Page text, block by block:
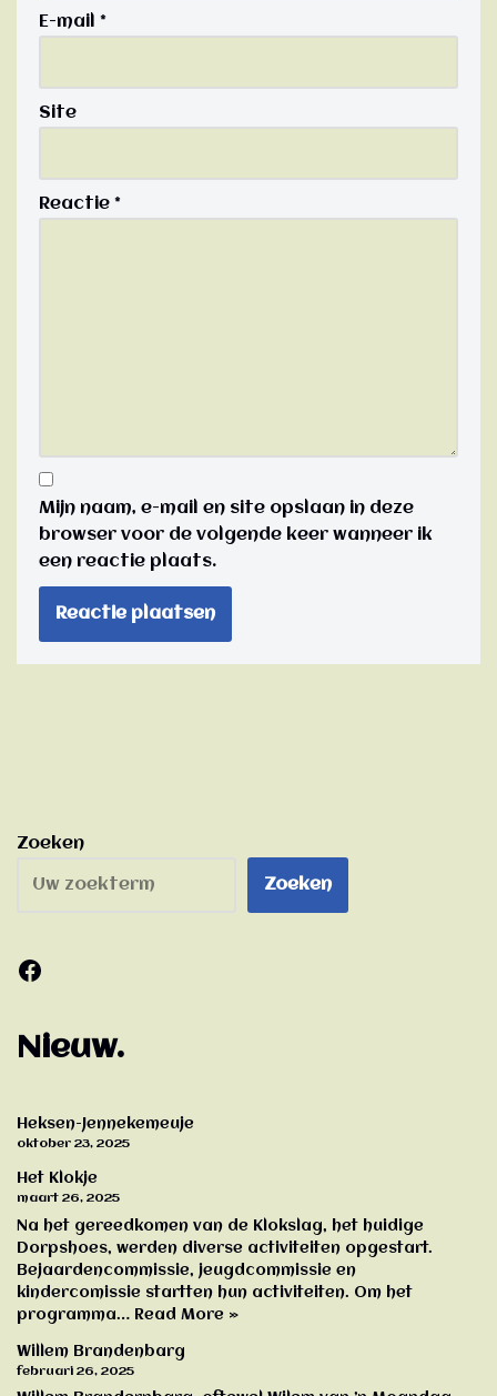
E-mail *
Site
Reactie *
Mijn naam, e-mail en site opslaan in deze
browser voor de volgende keer wanneer ik
een reactie plaats.
Zoeken
Zoeken
Nieuw.
Heksen-Jennekemeuje
oktober 23, 2025
Het Klokje
maart 26, 2025
Na het gereedkomen van de Klokslag, het huidige
Dorpshoes, werden diverse activiteiten opgestart.
Bejaardencommissie, jeugdcommissie en
kindercomissie startten hun activiteiten. Om het
programma… Read More »
Willem Brandenbarg
februari 26, 2025